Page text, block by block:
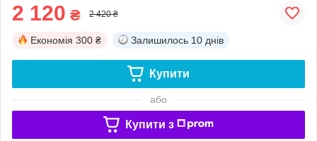
2 120 ₴ 2 420 ₴
Економія 300 ₴ Залишилось 10 днів
Купити
або
Купити з